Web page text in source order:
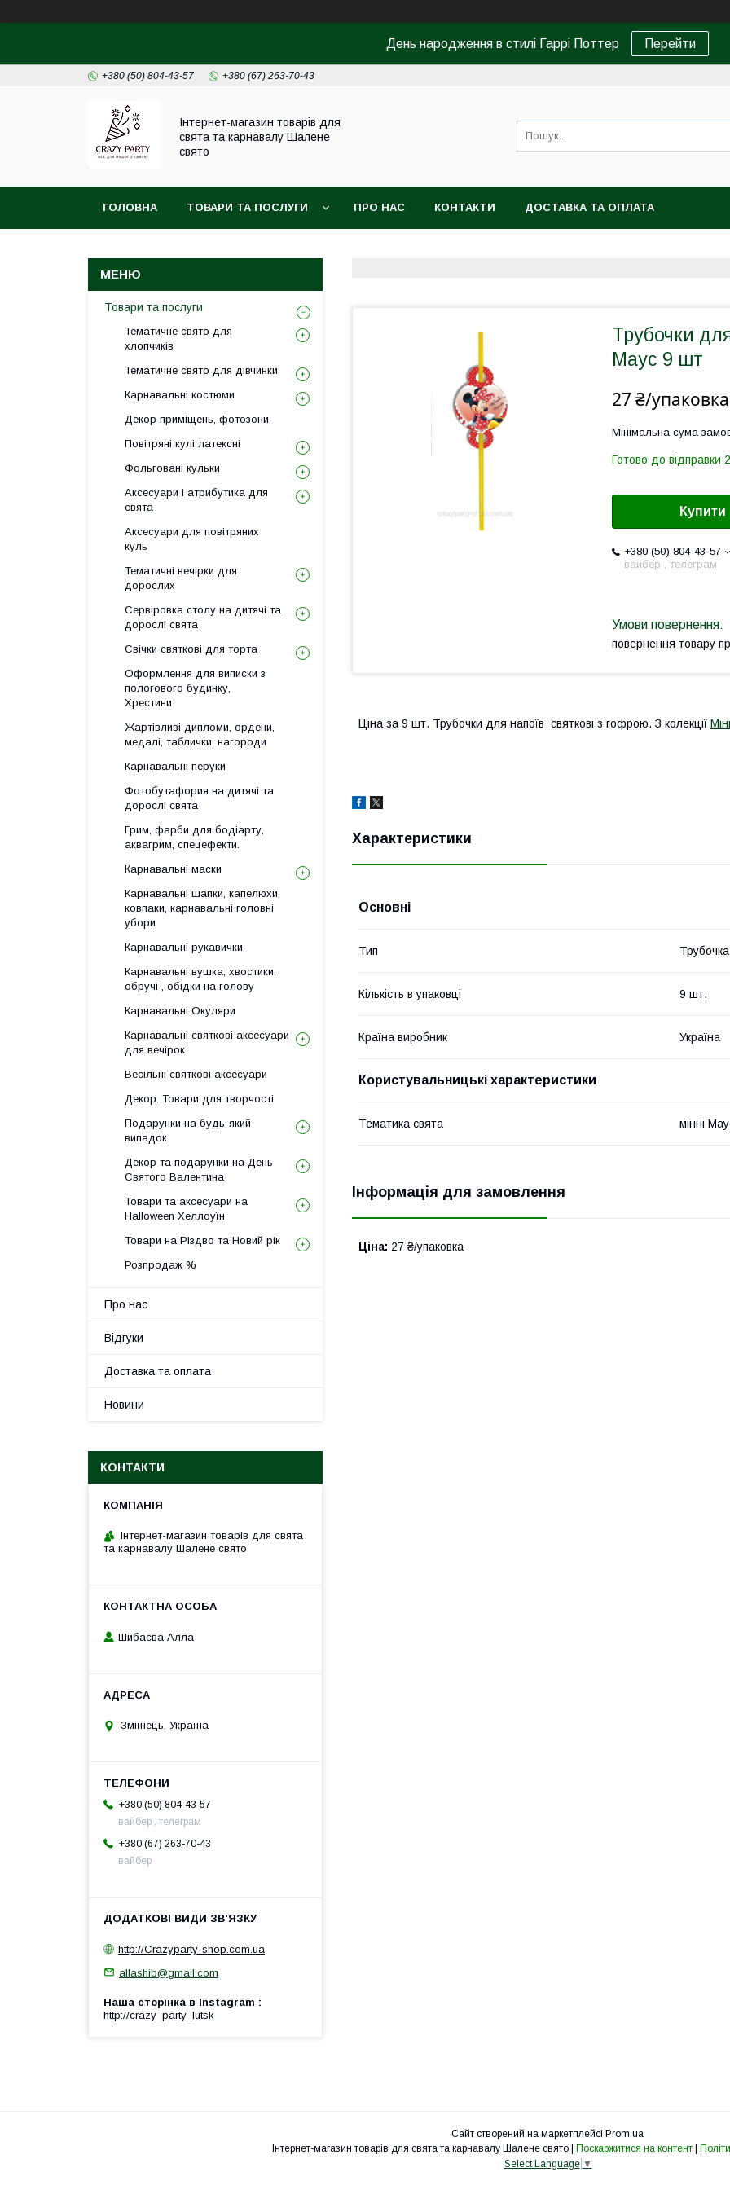
День народження в стилі Гаррі Поттер Перейти
+380 (50) 804-43-57 +380 (67) 263-70-43
Інтернет-магазин товарів для
свята та карнавалу Шалене
свято
ГОЛОВНА ТОВАРИ ТА ПОСЛУГИ ПРО НАС КОНТАКТИ ДОСТАВКА ТА ОПЛАТА
Трубочки
Маус 9 шт
27 ₴/упаковка
Мінімальна сума
Готово до відправки
Купити
+380 (50) 804-43-57
вайбер , телеграм
повернення товару
Ціна за 9 шт. Трубочки для напоїв святкові з гофрою. З колекції
Характеристики
Основні
Тип
Кількість в упаковці 9 шт.
Країна виробник Україна
Користувальницькі характеристики
Тематика свята мінні
Інформація для замовлення
Ціна: 27 ₴/упаковка
Товари та послуги
Тематичне свято для
хлопчиків
Тематичне свято для дівчинки
Карнавальні костюми
Декор приміщень, фотозони
Повітряні кулі латексні
Фольговані кульки
Аксесуари і атрибутика для
свята
Аксесуари для повітряних
куль
Тематичні вечірки для
дорослих
Сервіровка столу на дитячі та
дорослі свята
Свічки святкові для торта
Оформлення для виписки з
пологового будинку,
Хрестини
Жартівливі дипломи, ордени,
медалі, таблички, нагороди
Карнавальні перуки
Фотобутафория на дитячі та
дорослі свята
Грим, фарби для бодіарту,
аквагрим, спецефекти.
Карнавальні маски
Карнавальні шапки, капелюхи,
ковпаки, карнавальні головні
убори
Карнавальні рукавички
Карнавальні вушка, хвостики,
обручі , обідки на голову
Карнавальні Окуляри
Карнавальні святкові аксесуари
для вечірок
Весільні святкові аксесуари
Декор. Товари для творчості
Подарунки на будь-який
випадок
Декор та подарунки на День
Святого Валентина
Товари та аксесуари на
Halloween Хеллоуїн
Товари на Різдво та Новий рік
Розпродаж %
Про нас
Відгуки
Доставка та оплата
Новини
КОНТАКТИ
Інтернет-магазин товарів для свята
та карнавалу Шалене свято
Шибаєва Алла
Зміїнець, Україна
+380 (50) 804-43-57
вайбер , телеграм
+380 (67) 263-70-43
вайбер
http://Crazyparty-shop.com.ua
allashib@gmail.com
Наша сторінка в Instagram
http://crazy_party_lutsk
Сайт створений на маркетплейсі Prom.ua
Поскаржитися на контент
Select Language ▼